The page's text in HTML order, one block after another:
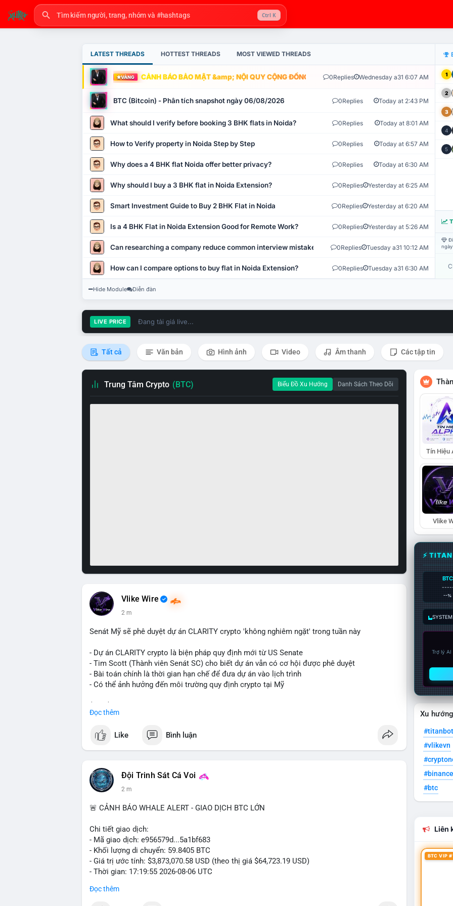
Ctrl K
LATEST THREADS HOTTEST THREADS MOST VIEWED THREADS
VÀNG CẢNH BÁO BẢO MẬT &amp; NỘI QUY CỘNG ĐỒNG VLIKE.VN: HỆ THỐNG GIÁM SÁT TỰ
0Replies Wednesday a31 6:07 AM
BTC (Bitcoin) - Phân tích snapshot ngày 06/08/2026 0Replies Today at 2:43 PM
What should I verify before booking 3 BHK flats in Noida? 0Replies Today at 8:01 AM
How to Verify property in Noida Step by Step 0Replies Today at 6:57 AM
Why does a 4 BHK flat Noida offer better privacy? 0Replies Today at 6:30 AM
Why should I buy a 3 BHK flat in Noida Extension? 0Replies Yesterday at 6:25 AM
Smart Investment Guide to Buy 2 BHK Flat in Noida 0Replies Yesterday at 6:20 AM
Is a 4 BHK Flat in Noida Extension Good for Remote Work? 0Replies Yesterday at 5:26 AM
Can researching a company reduce common interview mistakes? 0Replies Tuesday a31 10:12 AM
How can I compare options to buy flat in Noida Extension? 0Replies Tuesday a31 6:30 AM
1
2
3
4
5
Hide Module Diễn đàn
LIVE PRICE Đang tải giá live...
Tất cả Văn bản Hình ảnh Video Âm thanh Các tập tin
Trung Tâm Crypto (BTC) Biểu Đồ Xu Hướng Danh Sách Theo Dõi
Vlike Wire
2 m
Senát Mỹ sẽ phê duyệt dự án CLARITY crypto 'không nghiêm ngặt' trong tuần này
- Dự án CLARITY crypto là biện pháp quy định mới từ US Senate
- Tim Scott (Thành viên Senát SC) cho biết dự án vẫn có cơ hội được phê duyệt
- Bài toán chính là thời gian hạn chế để đưa dự án vào lịch trình
- Có thể ảnh hưởng đến môi trường quy định crypto tại Mỹ
📰 Nguồn: Cointelegraph
Đọc thêm
Like Bình luận
Đội Trinh Sát Cá Voi
2 m
🚨 CẢNH BÁO WHALE ALERT - GIAO DỊCH BTC LỚN
Chi tiết giao dịch:
- Mã giao dịch: e956579d...5a1bf683
- Khối lượng di chuyển: 59.8405 BTC
- Giá trị ước tính: $3,873,070.58 USD (theo thị giá $64,723.19 USD)
- Thời gian: 17:19:55 2026-08-06 UTC
Một khối lượng 59.84 BTC trị giá gần 3.9 triệu USD vừa được kích hoạt di chuyển trong
Đọc thêm
Tín Hiệu
Vlike
⚡
BTC
--%
Trợ lý
Xu
#titanbot
#vlikevn
#btc
Liên
BTC VIP